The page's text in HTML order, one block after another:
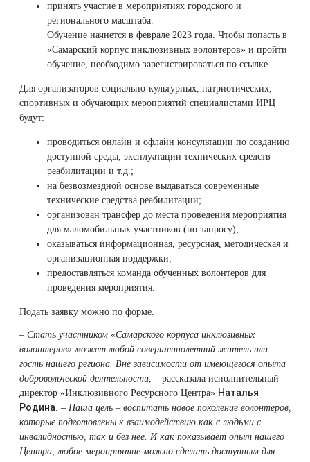
принять участие в мероприятиях городского и
регионального масштаба.
Обучение начнется в феврале 2023 года. Чтобы попасть в
«Самарский корпус инклюзивных волонтеров» и пройти
обучение, необходимо зарегистрироваться по ссылке.
Для организаторов социально-культурных, патриотических,
спортивных и обучающих мероприятий специалистами ИРЦ
будут:
проводиться онлайн и офлайн консультации по созданию
доступной среды, эксплуатации технических средств
реабилитации и т.д.;
на безвозмездной основе выдаваться современные
технические средства реабилитации;
организован трансфер до места проведения мероприятия
для маломобильных участников (по запросу);
оказываться информационная, ресурсная, методическая и
организационная поддержки;
предоставляться команда обученных волонтеров для
проведения мероприятия.
Подать заявку можно по форме.
–Стать участником «Самарского корпуса инклюзивных
волонтеров» может любой совершеннолетний житель или
гость нашего региона. Вне зависимости от имеющегося опыта
добровольческой деятельности, – рассказала исполнительный
директор «Инклюзивного Ресурсного Центра» Наталья
Родина. – Наша цель – воспитать новое поколение волонтеров,
которые подготовлены к взаимодействию как с людьми с
инвалидностью, так и без нее. И как показывает опыт нашего
Центра, любое мероприятие можно сделать доступным для
Карбоновый пилинг
Лазерное лечение ринофимы
Лазерное лечение розацеа
Лазерная подтяжка кожи живота
Лазерная подтяжка кожи на бедрах и коленях
Лазерное омоложение груди